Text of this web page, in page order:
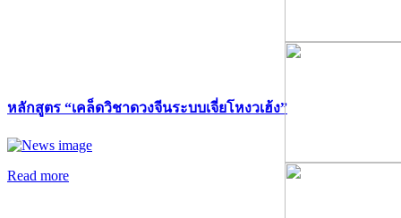
หลักสูตร “เคล็ดวิชาดวงจีนระบบเจี่ยโหงวเฮ้ง”
Read more